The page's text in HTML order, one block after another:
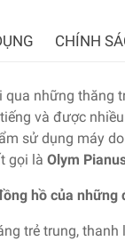
CHÍNH
những thăng
và được
sử dụng máy do
gọi là Olym
hồ của
trẻ trung, thanh